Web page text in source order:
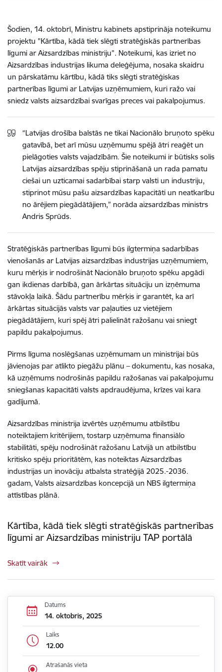
Šodien, 14. oktobrī, Ministru kabinets apstiprināja noteikumu
projektu "Kārtība, kādā tiek slēgti stratēģiskās partnerības
līgumi ar Aizsardzības ministriju". Noteikumi, kas izriet no
Aizsardzības industrijas likuma deleģējuma, nosaka skaidru
un pārskatāmu kārtību, kādā tiks slēgti stratēģiskas
partnerības līgumi ar Latvijas uzņēmumiem, kuri ražo vai
sniedz valsts aizsardzībai svarīgas preces vai pakalpojumus.
“Latvijas drošība balstās ne tikai Nacionālo bruņoto spēku
gatavībā, bet arī mūsu uzņēmumu spējā ātri reaģēt un
pielāgoties valsts vajadzībām. Šie noteikumi ir būtisks solis
Latvijas aizsardzības spēju stiprināšanā un rada pamatu
ciešai un uzticamai sadarbībai starp valsti un industriju,
stiprinot mūsu pašu aizsardzības kapacitāti un neatkarību
no ārējiem piegādātājiem,” norāda aizsardzības ministrs
Andris Sprūds.
Stratēģiskās partnerības līgumi būs ilgtermiņa sadarbības
vienošanās ar Latvijas aizsardzības industrijas uzņēmumiem,
kuru mērķis ir nodrošināt Nacionālo bruņoto spēku apgādi
gan ikdienas darbībā, gan ārkārtas situāciju un izņēmuma
stāvokļa laikā. Šādu partnerību mērķis ir garantēt, ka arī
ārkārtas situācijās valsts var paļauties uz vietējiem
piegādātājiem, kuri spēj ātri palielināt ražošanu vai sniegt
papildu pakalpojumus.
Pirms līguma noslēgšanas uzņēmumam un ministrijai būs
jāvienojas par atlikto piegāžu plānu – dokumentu, kas nosaka,
kā uzņēmums nodrošinās papildu ražošanas vai pakalpojumu
sniegšanas kapacitāti valsts apdraudējuma, krīzes vai kara
gadījumā.
Aizsardzības ministrija izvērtēs uzņēmumu atbilstību
noteiktajiem kritērijiem, tostarp uzņēmuma finansiālo
stabilitāti, spēju nodrošināt ražošanu Latvijā un atbilstību
kritisko spēju prioritātēm, kas noteiktas Aizsardzības
industrijas un inovāciju atbalsta stratēģijā 2025.-2036.
gadam, Valsts aizsardzības koncepcijā un NBS ilgtermiņa
attīstības plānā.
Kārtība, kādā tiek slēgti stratēģiskās partnerības
līgumi ar Aizsardzības ministriju TAP portālā
Skatīt vairāk
Datums
14. oktobris, 2025
Laiks
12.00
Atrašanās vieta